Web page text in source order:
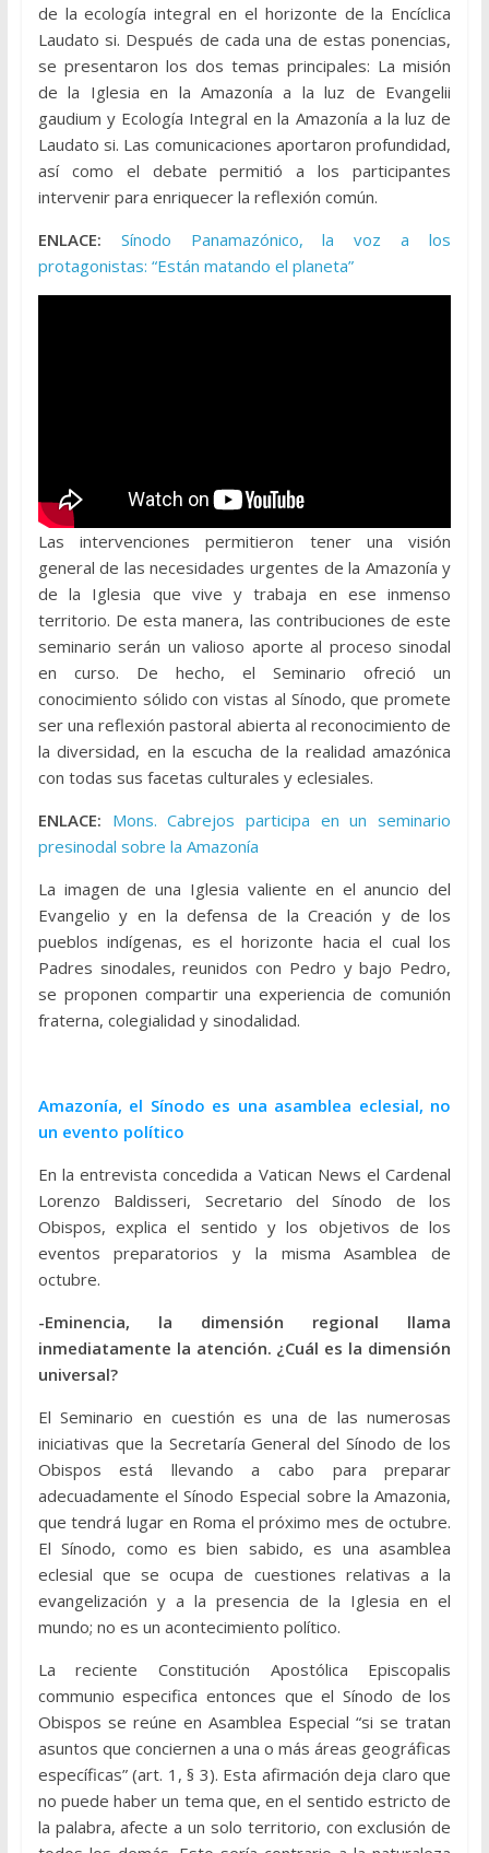
de la ecología integral en el horizonte de la Encíclica
Laudato si. Después de cada una de estas ponencias,
se presentaron los dos temas principales: La misión
de la Iglesia en la Amazonía a la luz de Evangelii
gaudium y Ecología Integral en la Amazonía a la luz de
Laudato si. Las comunicaciones aportaron profundidad,
así como el debate permitió a los participantes
intervenir para enriquecer la reflexión común.
ENLACE:
Sínodo Panamazónico, la voz a los
protagonistas: “Están matando el planeta”
Las intervenciones permitieron tener una visión
general de las necesidades urgentes de la Amazonía y
de la Iglesia que vive y trabaja en ese inmenso
territorio. De esta manera, las contribuciones de este
seminario serán un valioso aporte al proceso sinodal
en curso. De hecho, el Seminario ofreció un
conocimiento sólido con vistas al Sínodo, que promete
ser una reflexión pastoral abierta al reconocimiento de
la diversidad, en la escucha de la realidad amazónica
con todas sus facetas culturales y eclesiales.
ENLACE: Mons. Cabrejos participa en un seminario
presinodal sobre la Amazonía
La imagen de una Iglesia valiente en el anuncio del
Evangelio y en la defensa de la Creación y de los
pueblos indígenas, es el horizonte hacia el cual los
Padres sinodales, reunidos con Pedro y bajo Pedro,
se proponen compartir una experiencia de comunión
fraterna, colegialidad y sinodalidad.
Amazonía, el Sínodo es una asamblea eclesial, no
un evento político
En la entrevista concedida a Vatican News el Cardenal
Lorenzo Baldisseri, Secretario del Sínodo de los
Obispos, explica el sentido y los objetivos de los
eventos preparatorios y la misma Asamblea de
octubre.
-Eminencia, la dimensión regional llama
inmediatamente la atención. ¿Cuál es la dimensión
universal?
El Seminario en cuestión es una de las numerosas
iniciativas que la Secretaría General del Sínodo de los
Obispos está llevando a cabo para preparar
adecuadamente el Sínodo Especial sobre la Amazonia,
que tendrá lugar en Roma el próximo mes de octubre.
El Sínodo, como es bien sabido, es una asamblea
eclesial que se ocupa de cuestiones relativas a la
evangelización y a la presencia de la Iglesia en el
mundo; no es un acontecimiento político.
La reciente Constitución Apostólica Episcopalis
communio especifica entonces que el Sínodo de los
Obispos se reúne en Asamblea Especial “si se tratan
asuntos que conciernen a una o más áreas geográficas
específicas” (art. 1, § 3). Esta afirmación deja claro que
no puede haber un tema que, en el sentido estricto de
la palabra, afecte a un solo territorio, con exclusión de